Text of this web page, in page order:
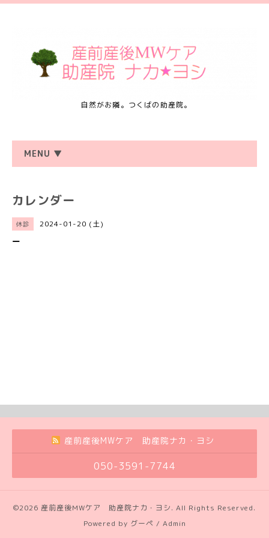
自然がお隣。つくばの助産院。
MENU ▼
カレンダー
休診 2024-01-20 (土)
ー
産前産後MWケア 助産院ナカ・ヨシ
050-3591-7744
©2026 産前産後MWケア 助産院ナカ・ヨシ. All Rights Reserved.
Powered by グーペ / Admin